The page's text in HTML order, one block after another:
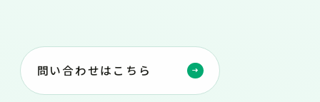
問い合わせはこちら